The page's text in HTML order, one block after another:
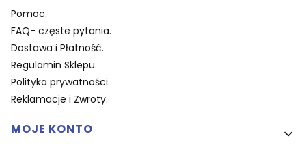
Pomoc.
FAQ- częste pytania.
Dostawa i Płatność.
Regulamin Sklepu.
Polityka prywatności.
Reklamacje i Zwroty.
MOJE KONTO